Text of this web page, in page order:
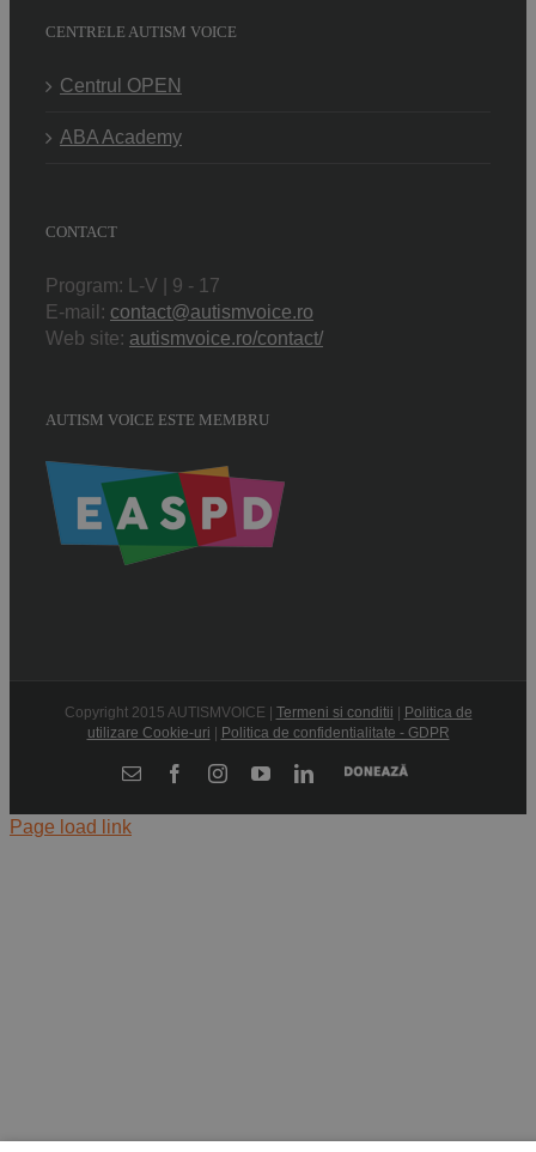
CENTRELE AUTISM VOICE
Centrul OPEN
ABA Academy
CONTACT
Program: L-V | 9 - 17
E-mail: contact@autismvoice.ro
Web site: autismvoice.ro/contact/
AUTISM VOICE ESTE MEMBRU
Copyright 2015 AUTISMVOICE | Termeni si conditii
Politica de
utilizare Cookie-uri
Politica de confidentialitate - GDPR
E-
FacebookInstagramYouTubeLinkedIn
Donează
Page load link